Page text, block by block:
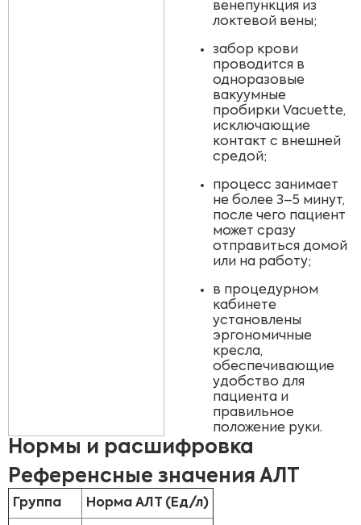
венепункция из
локтевой вены;
забор крови
проводится в
одноразовые
вакуумные
пробирки Vacuette,
исключающие
контакт с внешней
средой;
процесс занимает
не более 3–5 минут,
после чего пациент
может сразу
отправиться домой
или на работу;
в процедурном
кабинете
установлены
эргономичные
кресла,
обеспечивающие
удобство для
пациента и
правильное
положение руки.
Нормы и расшифровка
Референсные значения АЛТ
Группа Норма АЛТ (Ед/л)